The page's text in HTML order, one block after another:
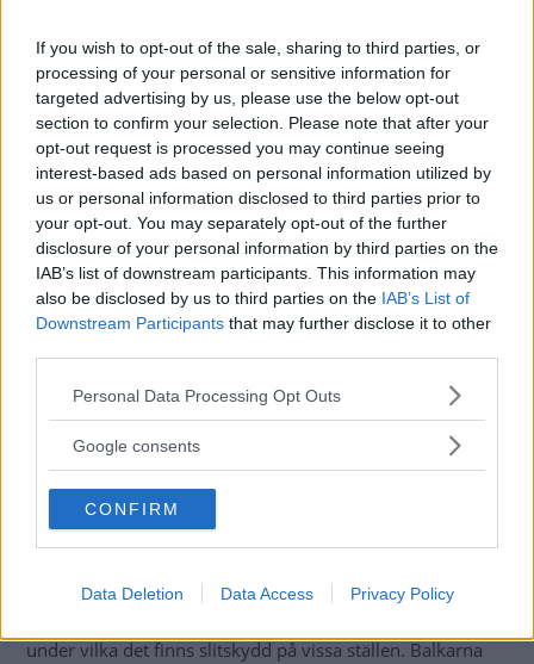
If you wish to opt-out of the sale, sharing to third parties, or
processing of your personal or sensitive information for
targeted advertising by us, please use the below opt-out
section to confirm your selection. Please note that after your
opt-out request is processed you may continue seeing
interest-based ads based on personal information utilized by
us or personal information disclosed to third parties prior to
your opt-out. You may separately opt-out of the further
disclosure of your personal information by third parties on the
IAB’s list of downstream participants. This information may
also be disclosed by us to third parties on the IAB’s List of
Downstream Participants that may further disclose it to other
Please note that this website/app uses one or more Google
not limited to your visit or usage behaviour. You may click to
use your data for below specified purposes in below Google
consent section.
Personal Data Processing Opt Outs
Google consents
CONFIRM
Data Deletion Data Access Privacy Policy
på bakvagnen. Underredet täcks till stora delar av
filtskivor som drar åt sig fukt. Under filtskivorna har VW
minskat slitskyddet efter facelift, nu täcks bara en liten del
längst ut (bild 2). Vidare är bara vissa skarvar tätade under
filtskivan. Betyg fyra, dock svagare än tidigare.
Rostskyddsgaranti: 12 år
Betyg: 4/5
Volvo
Även Volvo är likvärdig med "normalversionen" men har
bensintank av rostfritt stål (bild 3). Motorhuv av
aluminium, övriga karossdelar av stålplåt. Aluminium i
länkarmar fram, undre länkarmar bak, "krockbalk" fram, i
fjäderbensholkarna fram och delvis i avgassystemet.
Baklucka med dålig skarvtätning. Dörrarna är behandlade
invändigt och har extremt stora dräneringshål.
senare finns illa tätade skarvar. Bra bakre skärmkanter
under vilka det finns slitskydd på vissa ställen. Balkarna